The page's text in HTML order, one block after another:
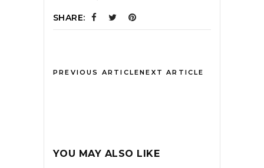
SHARE:
PREVIOUS ARTICLENEXT ARTICLE
YOU MAY ALSO LIKE